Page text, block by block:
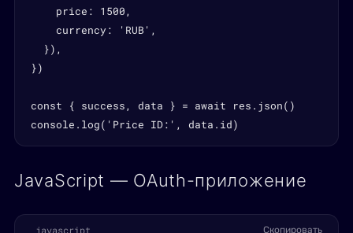
    price: 1500,
    currency: 'RUB',
  }),
})
const { success, data } = await res.json()
console.log('Price ID:', data.id)
JavaScript — OAuth-приложение
javascript Скопировать